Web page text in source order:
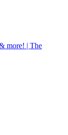
more! | The